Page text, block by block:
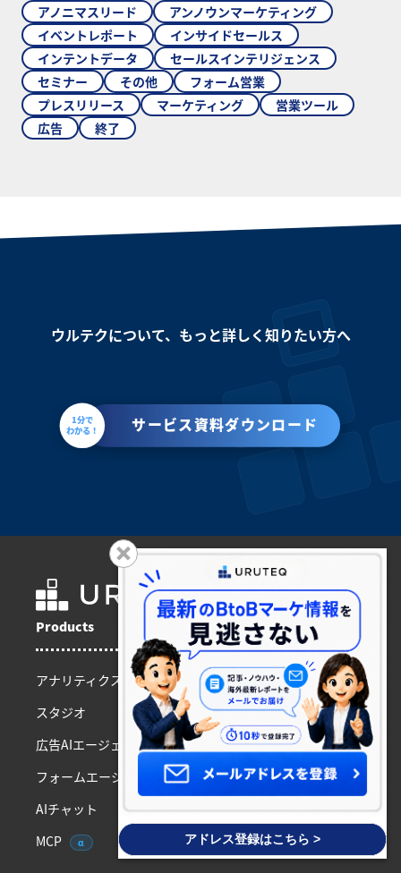
アノニマスリード
アンノウンマーケティング
イベントレポート
インサイドセールス
インテントデータ
セールスインテリジェンス
セミナー
その他
フォーム営業
プレスリリース
マーケティング
営業ツール
広告
終了
ウルテクについて、もっと詳しく知りたい方へ
サービス資料ダウンロード
1分で
わかる！
Products
アナリティクス
スタジオ
広告AIエージェント
フォームエージェント
AIチャット
MCP
α アドレス登録はこちら >